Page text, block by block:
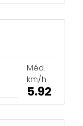
Méd.
km/h
5.92